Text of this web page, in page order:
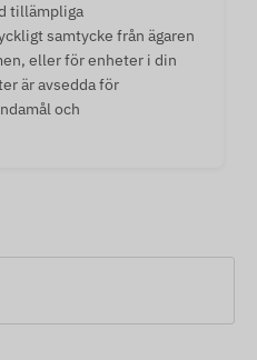
tillämpliga
samtycke från ägaren
eller för enheter i din
är avsedda för
och